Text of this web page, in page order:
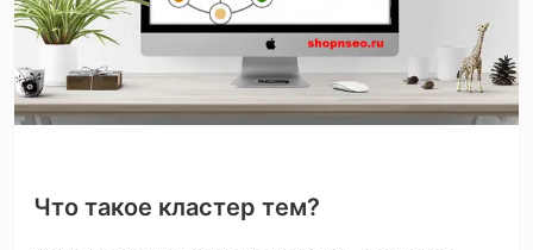
Что такое кластер тем?